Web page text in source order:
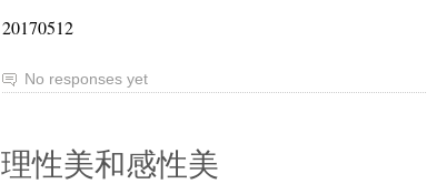
20170512
No responses yet
理性美和感性美